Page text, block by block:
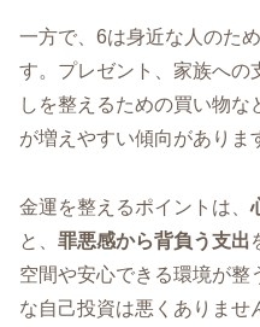
一方で、6は身近な人のた
す。プレゼント、家族への
しを整えるための買い物
が増えやすい傾向がありま
金運を整えるポイントは、
と、 罪悪感から背負う支出
空間や安心できる環境が整
な自己投資は悪くありませ